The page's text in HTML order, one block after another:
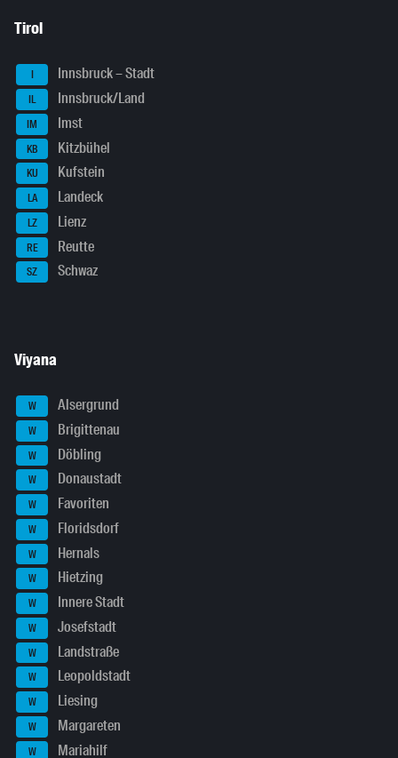
Tirol
I Innsbruck – Stadt
IL Innsbruck/Land
IM Imst
KB Kitzbühel
KU Kufstein
LA Landeck
LZ Lienz
RE Reutte
SZ Schwaz
Viyana
W Alsergrund
W Brigittenau
W Döbling
W Donaustadt
W Favoriten
W Floridsdorf
W Hernals
W Hietzing
W Innere Stadt
W Josefstadt
W Landstraße
W Leopoldstadt
W Liesing
W Margareten
W Mariahilf